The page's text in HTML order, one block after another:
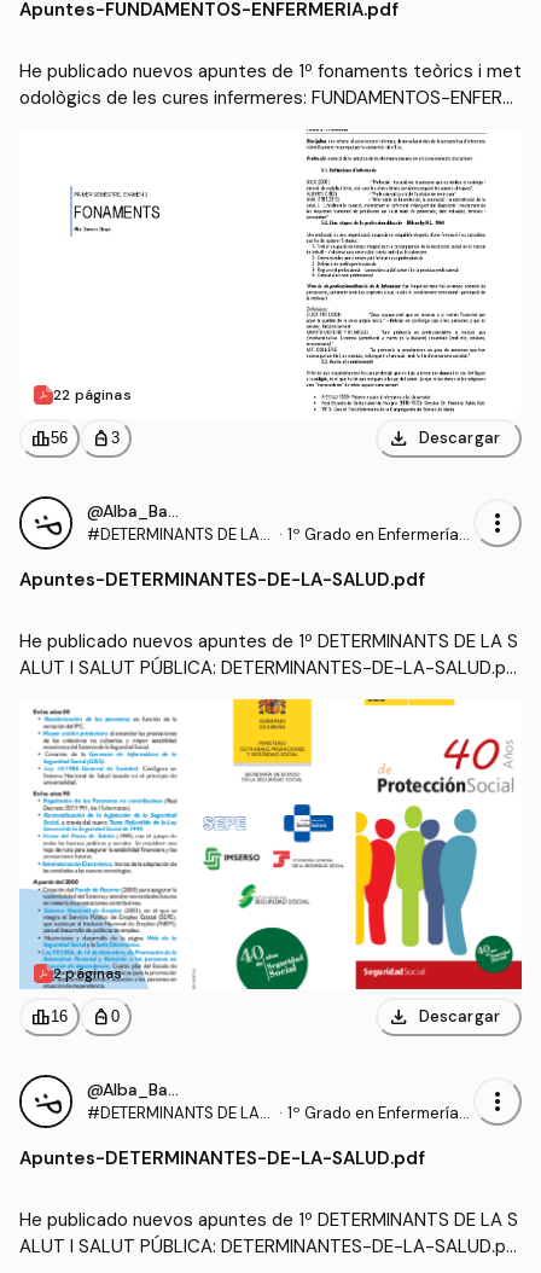
nfermeres
Apuntes-FUNDAMENTOS-ENFERMERIA.pdf
He publicado nuevos apuntes de 1º fonaments teòrics i met
odològics de les cures infermeres: FUNDAMENTOS-ENFERM
22 páginas
leaderboard56 personal_bag 3 download Descargar
@Alba_Barcons_Berga
#DETERMINANTS DE LA S · 1º Grado en Enfermería
more_vert
Apuntes-DETERMINANTES-DE-LA-SALUD.pdf
He publicado nuevos apuntes de 1º DETERMINANTS DE LA S
ALUT I SALUT PÚBLICA: DETERMINANTES-DE-LA-SALUD.pd
2 páginas
leaderboard16 personal_bag 0 download Descargar
@Alba_Barcons_Berga
#DETERMINANTS DE LA S · 1º Grado en Enfermería
more_vert
Apuntes-DETERMINANTES-DE-LA-SALUD.pdf
He publicado nuevos apuntes de 1º DETERMINANTS DE LA S
ALUT I SALUT PÚBLICA: DETERMINANTES-DE-LA-SALUD.pd